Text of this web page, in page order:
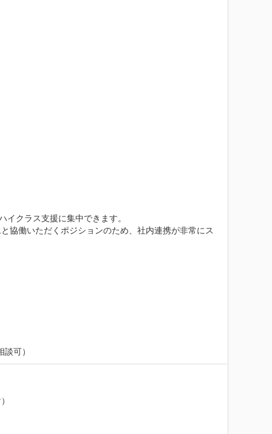
クラス支援に集中できます。
協働いただくポジションのため、社内連携が非常にス
可）